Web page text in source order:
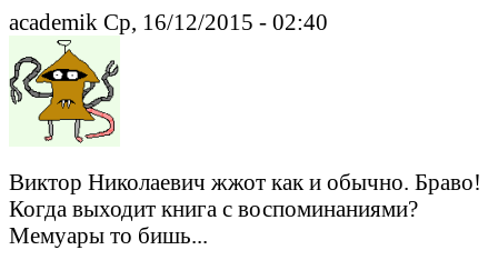
academik Ср, 16/12/2015 - 02:40
Виктор Николаевич жжот как и обычно. Браво!
Когда выходит книга с воспоминаниями?
Мемуары то бишь...